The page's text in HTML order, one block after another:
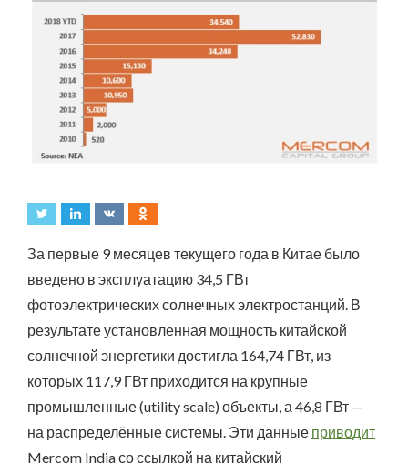
За первые 9 месяцев текущего года в Китае было
введено в эксплуатацию 34,5 ГВт
фотоэлектрических солнечных электростанций. В
результате установленная мощность китайской
солнечной энергетики достигла 164,74 ГВт, из
которых 117,9 ГВт приходится на крупные
промышленные (utility scale) объекты, а 46,8 ГВт —
на распределённые системы. Эти данные приводит
Mercom India со ссылкой на китайский